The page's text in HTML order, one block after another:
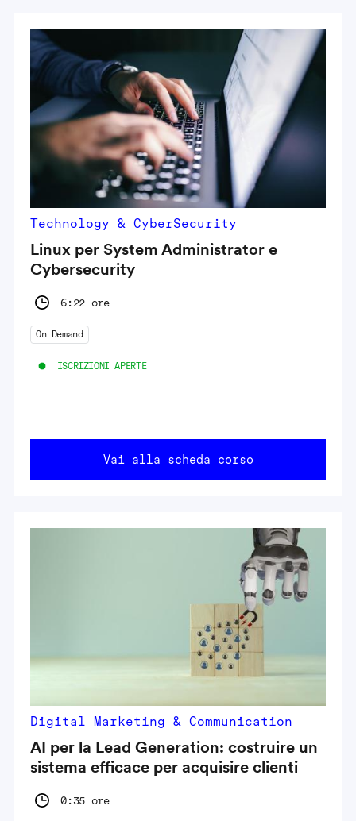
Technology & CyberSecurity
Linux per System Administrator e
Cybersecurity
6:22 ore
On Demand
ISCRIZIONI APERTE
Vai alla scheda corso
Digital Marketing & Communication
AI per la Lead Generation: costruire un
sistema efficace per acquisire clienti
0:35 ore